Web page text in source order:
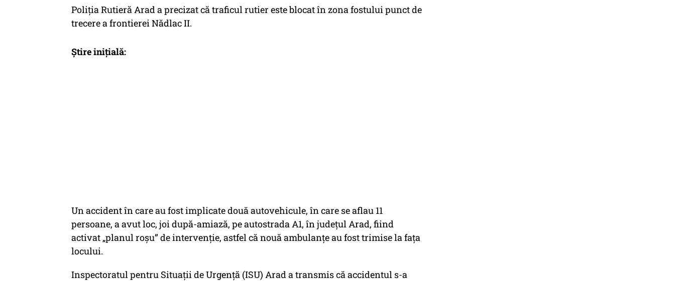
Poliția Rutieră Arad a precizat că traficul rutier este blocat în zona fostului punct de
trecere a frontierei Nădlac II.
Știre inițială:
Un accident în care au fost implicate două autovehicule, în care se aflau 11
persoane, a avut loc, joi după-amiază, pe autostrada A1, în județul Arad, fiind
activat „planul roșu” de intervenție, astfel că nouă ambulanțe au fost trimise la fața
locului.
Inspectoratul pentru Situații de Urgență (ISU) Arad a transmis că accidentul s-a